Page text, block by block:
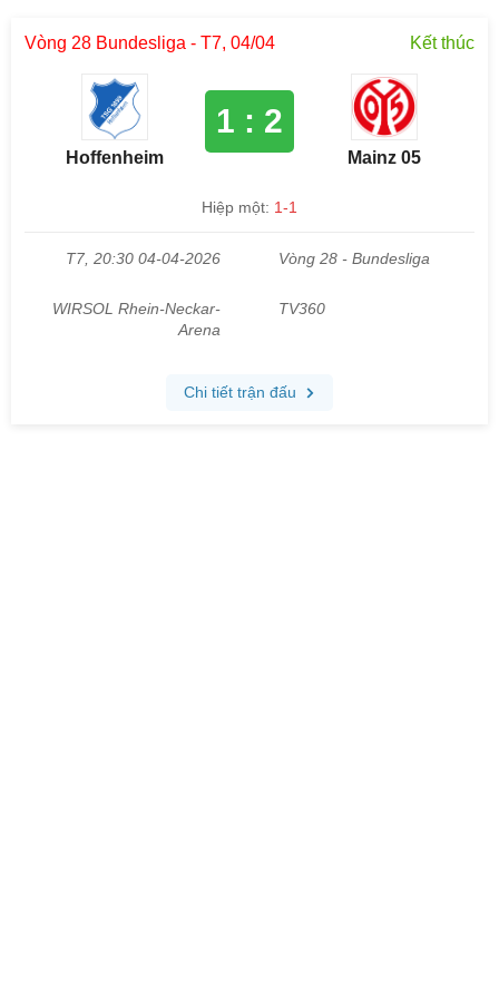
Vòng 28 Bundesliga - T7, 04/04 Kết thúc
Hoffenheim
1 : 2
Mainz 05
Hiệp một: 1-1
T7, 20:30 04-04-2026 Vòng 28 - Bundesliga
WIRSOL Rhein-Neckar-
Arena
TV360
Chi tiết trận đấu